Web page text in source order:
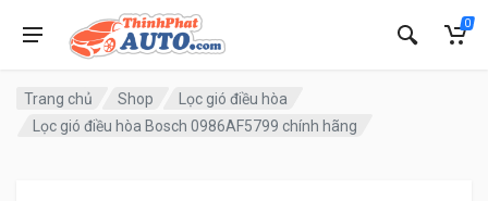
0
Trang chủ Shop
Lọc gió điều hòa
Lọc gió điều hòa Bosch 0986AF5799 chính hãng